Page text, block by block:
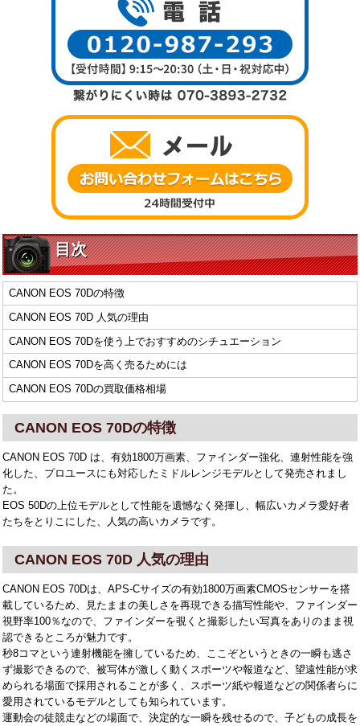
目次
CANON EOS 70Dの特徴
CANON EOS 70D 人気の理由
CANON EOS 70Dを使う上でおすすめのシチュエーション
CANON EOS 70Dを高く売るためには
CANON EOS 70Dの買取価格相場
CANON EOS 70Dの特徴
CANON EOS 70D は、有効1800万画素、ファインダー強化、連射性能を強
化した、プロユースにも対応したミドルレンジモデルとして発売されまし
た。
EOS 50Dの上位モデルとして性能を遺憾なく発揮し、幅広いカメラ愛好者
たちをとりこにした、人気の高いカメラです。
CANON EOS 70D 人気の理由
CANON EOS 70Dは、APS-Cサイズの有効1800万画素CMOSセンサーを搭
載しているため、見たままの美しさを再現できる描写性能や、ファインダー
視野率100％なので、ファインダーを覗くと撮影したい写真をありのまま視
認できるところが魅力です。
秒8コマという連射機能を擁しているため、ここぞというときの一瞬も逃さ
ず撮影できるので、被写体が激しく動くスポーツや報道など、望遠性能が求
められる場面で採用されることが多く、スポーツ紙や報道などの関係者らに
愛用されているモデルとしても知られています。
運動会の徒競走などの場面で、決定的な一瞬を残せるので、子どもの成長を